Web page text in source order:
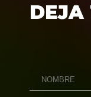
DEJA